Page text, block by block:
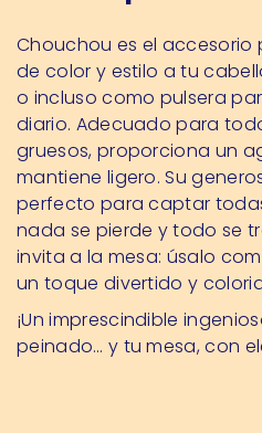
Chouchou es el
de color y estilo a tu
o incluso como pulsera
diario. Adecuado para
gruesos, proporciona un
mantiene ligero. Su
perfecto para captar
nada se pierde y todo se
invita a la mesa: úsalo
un toque divertido y
¡Un imprescindible
peinado… y tu mesa, con